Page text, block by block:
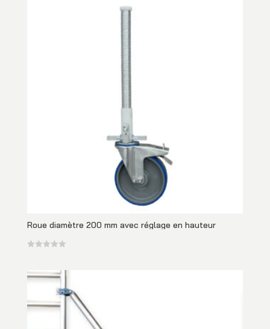
Roue diamètre 200 mm avec réglage en hauteur